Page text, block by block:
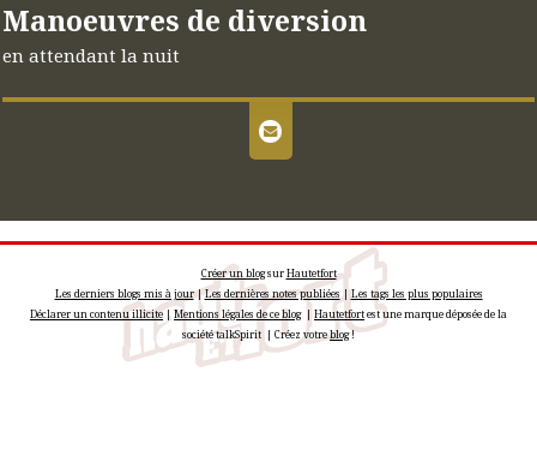
Manoeuvres de diversion
en attendant la nuit
Créer un blogsurHautetfort
Les derniers blogs mis à jour|Les dernières notes publiées |Les tags les plus populaires
Déclarer un contenu illicite|Mentions légales de ce blog| Hautetfortest une marque déposée de la
société talkSpirit | Créez votreblog!